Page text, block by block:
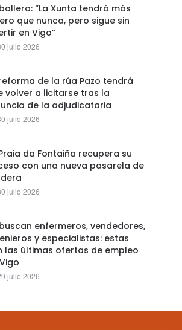
“La Xunta tendrá más
que nunca, pero sigue sin
en Vigo”
julio 2026
de la rúa Pazo tendrá
volver a licitarse tras la
de la adjudicataria
julio 2026
da Fontaiña recupera su
con una nueva pasarela de
julio 2026
enfermeros, vendedores,
y especialistas: estas
las últimas ofertas de empleo
julio 2026